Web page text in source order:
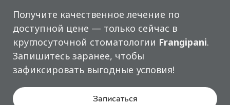
Получите качественное лечение по
доступной цене — только сейчас в
круглосуточной стоматологии Frangipani.
Запишитесь заранее, чтобы
зафиксировать выгодные условия!
Записаться